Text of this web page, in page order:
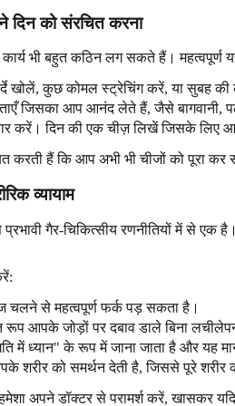
दिन को संरचित करना
भी बहुत कठिन लग सकते हैं। महत्वपूर्ण
खोलें, कुछ कोमल स्ट्रेचिंग करें, या सुबह की
जिसका आप आनंद लेते हैं, जैसे बागवानी,
करें। दिन की एक चीज़ लिखें जिसके लिए
करती हैं कि आप अभी भी चीजों को पूरा
व्यायाम
गैर-चिकित्सीय रणनीतियों में से
चलने से महत्वपूर्ण फर्क पड़ सकता है।
रूप आपके जोड़ों पर दबाव डाले बिना
में ध्यान" के रूप में जाना जाता है और यह
शरीर को समर्थन देती है, जिससे पूरे
अपने डॉक्टर से परामर्श करें, खासकर यदि